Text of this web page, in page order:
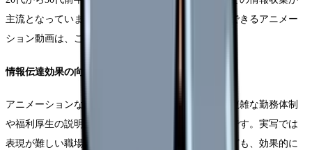
主流となっています。短時間で効果的に情報を伝達できるアニメー
ション動画は、この層のニーズに合致しています。
情報伝達効果の向上
アニメーションならではの表現力を活かすことで、複雑な勤務体制
や福利厚生の説明も分かりやすく伝えることが可能です。実写では
表現が難しい職場の雰囲気や将来のキャリアパスなども、効果的に